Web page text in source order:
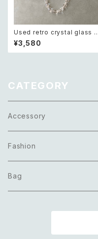
Used retro crystal glass b
eads necklace レトロ ユーズ
ド アクセサリー クリスタル ガラ
ス ビーズ ネックレス
¥3,580
CATEGORY
Accessory
Necklace
Pierce
Fashion
Tops
Bag